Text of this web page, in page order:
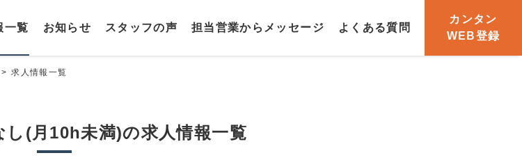
一覧 お知らせ スタッフの声 担当営業からメッセージ よくある質問
カンタン
WEB登録
求人情報一覧
(月10h未満)の求人情報一覧